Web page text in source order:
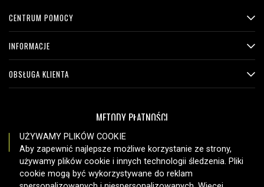
CENTRUM POMOCY
INFORMACJE
OBSŁUGA KLIENTA
METODY PŁATNOŚCI
OPCJE DOSTAWY
UŻYWAMY PLIKÓW COOKIE
Aby zapewnić najlepsze możliwe korzystanie ze strony,
używamy plików cookie i innych technologii śledzenia. Pliki
cookie mogą być wykorzystywane do reklam